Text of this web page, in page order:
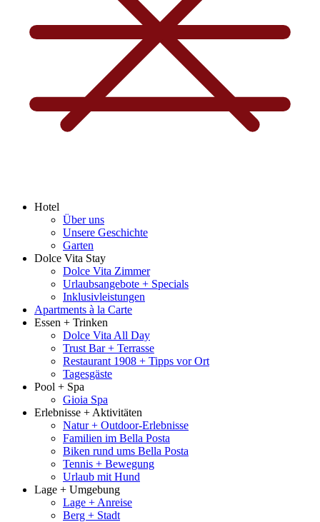
Hotel
Über uns
Unsere Geschichte
Garten
Dolce Vita Stay
Dolce Vita Zimmer
Urlaubsangebote + Specials
Inklusivleistungen
Apartments à la Carte
Essen + Trinken
Dolce Vita All Day
Trust Bar + Terrasse
Restaurant 1908 + Tipps vor Ort
Tagesgäste
Pool + Spa
Gioia Spa
Erlebnisse + Aktivitäten
Natur + Outdoor-Erlebnisse
Familien im Bella Posta
Biken rund ums Bella Posta
Tennis + Bewegung
Urlaub mit Hund
Lage + Umgebung
Lage + Anreise
Berg + Stadt